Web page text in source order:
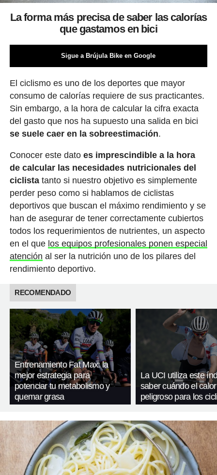
La forma más precisa de saber las calorías
que gastamos en bici
Sigue a Brújula Bike en Google
El ciclismo es uno de los deportes que mayor
consumo de calorías requiere de sus practicantes.
Sin embargo, a la hora de calcular la cifra exacta
del gasto que nos ha supuesto una salida en bici
se suele caer en la sobreestimación.
Conocer este dato es imprescindible a la hora
de calcular las necesidades nutricionales del
ciclistatanto si nuestro objetivo es simplemente
perder peso como si hablamos de ciclistas
deportivos que buscan el máximo rendimiento y se
han de asegurar de tener correctamente cubiertos
todos los requerimientos de nutrientes, un aspecto
en el que los equipos profesionales ponen especial
atención al ser la nutrición uno de los pilares del
rendimiento deportivo.
RECOMENDADO
Entrenamiento Fat Max: la
mejor estrategia para
potenciar tu metabolismo y
quemar grasa
La UCI utiliza este
saber cuándo el
peligroso para los